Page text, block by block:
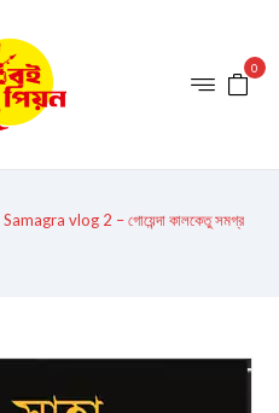
0
vlog 2 – গোয়েন্দা কালকেতু সমগ্র